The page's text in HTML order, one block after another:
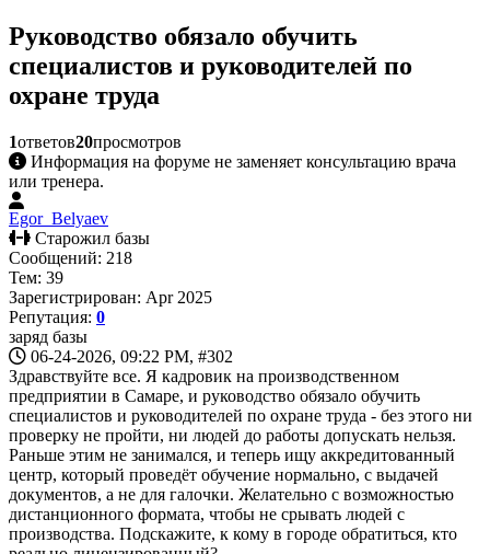
Руководство обязало обучить
специалистов и руководителей по
охране труда
1ответов20просмотров
Информация на форуме не заменяет консультацию врача
или тренера.
Egor_Belyaev
Старожил базы
Сообщений: 218
Тем: 39
Зарегистрирован: Apr 2025
Репутация: 0
заряд базы
06-24-2026, 09:22 PM, #302
Здравствуйте все. Я кадровик на производственном
предприятии в Самаре, и руководство обязало обучить
специалистов и руководителей по охране труда - без этого ни
проверку не пройти, ни людей до работы допускать нельзя.
Раньше этим не занимался, и теперь ищу аккредитованный
центр, который проведёт обучение нормально, с выдачей
документов, а не для галочки. Желательно с возможностью
дистанционного формата, чтобы не срывать людей с
производства. Подскажите, к кому в городе обратиться, кто